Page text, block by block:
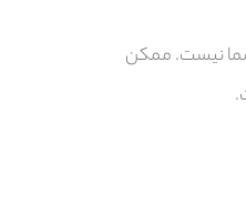
شما نیست. ممکن